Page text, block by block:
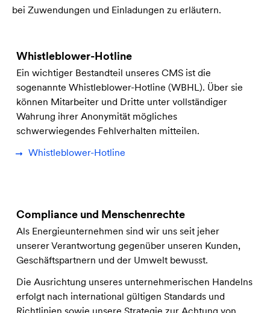
bei Zuwendungen und Einladungen zu erläutern.
Whistleblower-Hotline
Ein wichtiger Bestandteil unseres CMS ist die
sogenannte Whistleblower-Hotline (WBHL). Über sie
können Mitarbeiter und Dritte unter vollständiger
Wahrung ihrer Anonymität mögliches
schwerwiegendes Fehlverhalten mitteilen.
Whistleblower-Hotline
Compliance und Menschenrechte
Als Energieunternehmen sind wir uns seit jeher
unserer Verantwortung gegenüber unseren Kunden,
Geschäftspartnern und der Umwelt bewusst.
Die Ausrichtung unseres unternehmerischen Handelns
erfolgt nach international gültigen Standards und